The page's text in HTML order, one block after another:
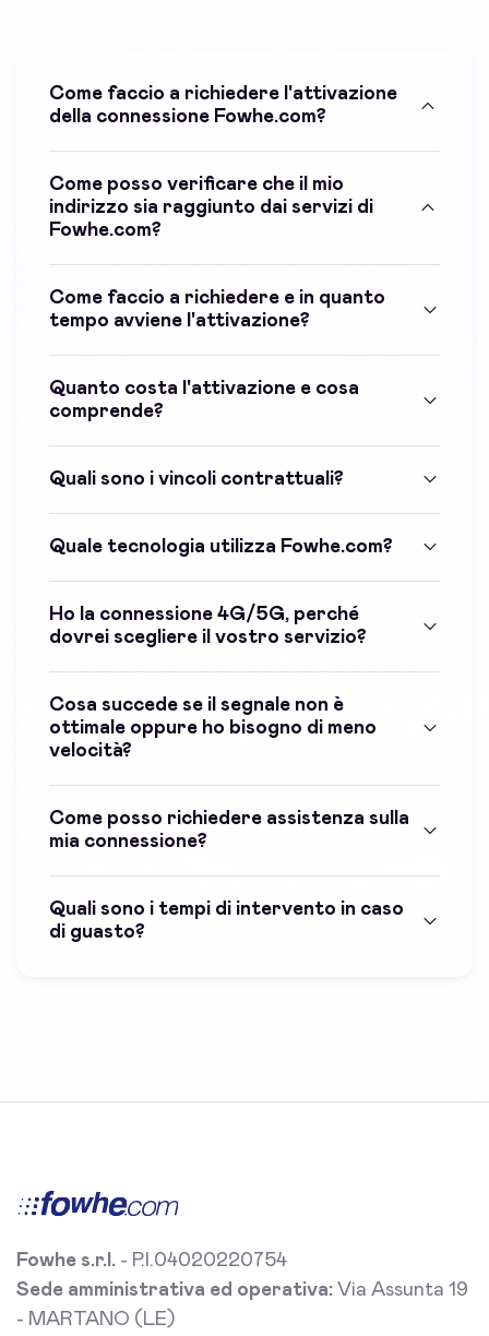
Come faccio a richiedere l'attivazione
della connessione Fowhe.com?
Come posso verificare che il mio
indirizzo sia raggiunto dai servizi di
Fowhe.com?
Come faccio a richiedere e in quanto
tempo avviene l'attivazione?
Quanto costa l'attivazione e cosa
comprende?
Quali sono i vincoli contrattuali?
Quale tecnologia utilizza Fowhe.com?
Ho la connessione 4G/5G, perché
dovrei scegliere il vostro servizio?
Cosa succede se il segnale non è
ottimale oppure ho bisogno di meno
velocità?
Come posso richiedere assistenza sulla
mia connessione?
Quali sono i tempi di intervento in caso
di guasto?
Fowhe s.r.l. - P.I.04020220754
Sede amministrativa ed operativa: Via Assunta 19
- MARTANO (LE)